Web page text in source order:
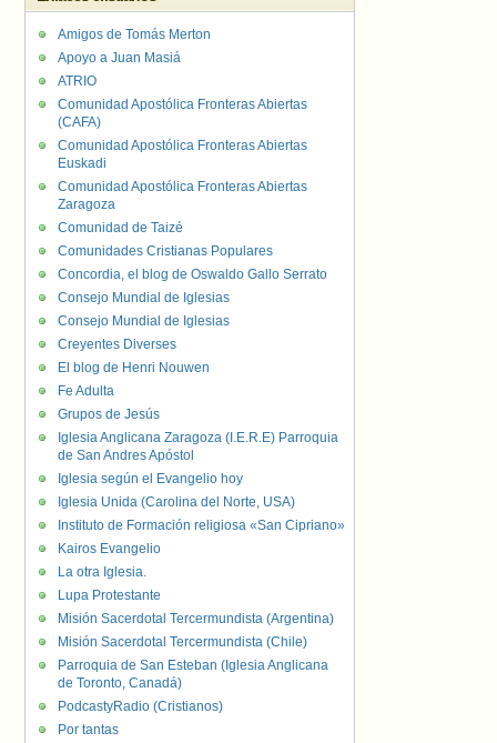
Amigos de Tomás Merton
Apoyo a Juan Masiá
ATRIO
Comunidad Apostólica Fronteras Abiertas
(CAFA)
Comunidad Apostólica Fronteras Abiertas
Euskadi
Comunidad Apostólica Fronteras Abiertas
Zaragoza
Comunidad de Taizé
Comunidades Cristianas Populares
Concordia, el blog de Oswaldo Gallo Serrato
Consejo Mundial de Iglesias
Consejo Mundial de Iglesias
Creyentes Diverses
El blog de Henri Nouwen
Fe Adulta
Grupos de Jesús
Iglesia Anglicana Zaragoza (I.E.R.E) Parroquia
de San Andres Apóstol
Iglesia según el Evangelio hoy
Iglesia Unida (Carolina del Norte, USA)
Instituto de Formación religiosa «San Cipriano»
Kairos Evangelio
La otra Iglesia.
Lupa Protestante
Misión Sacerdotal Tercermundista (Argentina)
Misión Sacerdotal Tercermundista (Chile)
Parroquia de San Esteban (Iglesia Anglicana
de Toronto, Canadá)
PodcastyRadio (Cristianos)
Por tantas